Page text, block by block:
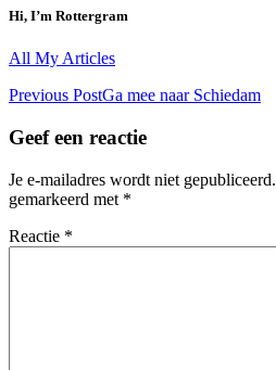
Hi, I’m Rottergram
All My Articles
<span
class="nav-
screen-
reader-
text">Page</span>
Previous PostGa mee naar Schiedam
Geef een reactie
Je e-mailadres wordt niet gepubliceerd.
gemarkeerd met *
Reactie *